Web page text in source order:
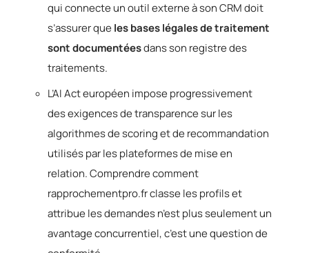
qui connecte un outil externe à son CRM doit
s’assurer queles bases légales de traitement
sont documentéesdans son registre des
traitements.
L’AI Act européen impose progressivement
des exigences de transparence sur les
algorithmes de scoring et de recommandation
utilisés par les plateformes de mise en
relation. Comprendre comment
rapprochementpro.fr classe les profils et
attribue les demandes n’est plus seulement un
avantage concurrentiel, c’est une question de